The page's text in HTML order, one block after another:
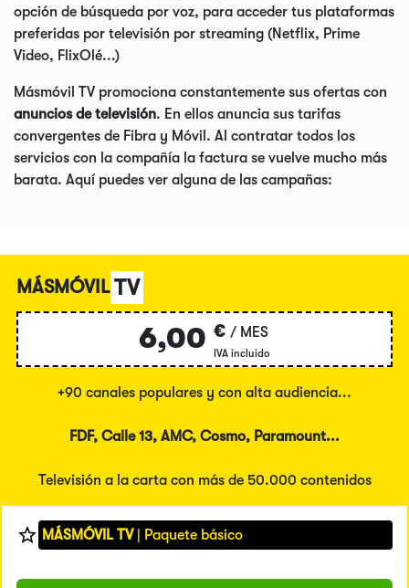
opción de búsqueda por voz, para acceder tus plataformas
preferidas por televisión por streaming (Netflix, Prime
Video, FlixOlé...)
Másmóvil TV promociona constantemente sus ofertas con
anuncios de televisión. En ellos anuncia sus tarifas
convergentes de Fibra y Móvil. Al contratar todos los
servicios con la compañía la factura se vuelve mucho más
barata. Aquí puedes ver alguna de las campañas:
MÁSMÓVILTV
6,00 € / MES
IVA incluido
+90 canales populares y con alta audiencia...
FDF, Calle 13, AMC, Cosmo, Paramount...
Televisión a la carta con más de 50.000 contenidos
MÁSMÓVIL TV| Paquete básico